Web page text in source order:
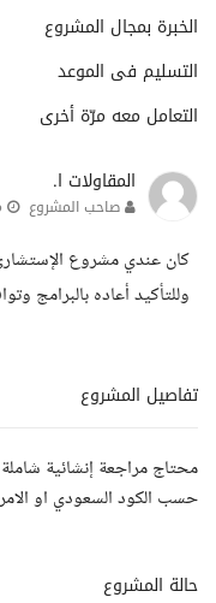
الخبرة بمجال المشروع
التسليم فى الموعد
التعامل معه مرّة أخرى
المقاولات ا.
صاحب المشروع
كان عندي مشروع
وللتأكيد أعاده بالبرامج
تفاصيل المشروع
محتاج مراجعة إنشائية
حسب الكود السعودي او
حالة المشروع